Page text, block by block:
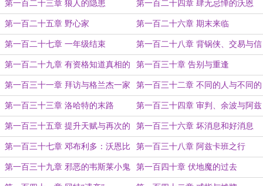
假规划
第一百二十三章 狼人的隐患 第一百二十四章 肆无忌惮的沃恩
第一百二十五章 野心家 第一百二十六章 期末来临
第一百二十七章 一年级结束 第一百二十八章 背锅侠、交易与信
任
第一百二十九章 有资格知道真相的
人
第一百三十章 告别与重逢
第一百三十一章 拜访与格兰杰一家 第一百三十二章 不同的人与不同的
暑假开端
第一百三十三章 洛哈特的末路 第一百三十四章 审判、余波与阿兹
卡班
第一百三十五章 提升天赋与再次的
魔力暴动
第一百三十六章 坏消息和好消息
第一百三十七章 邓布利多：沃恩比
伏地魔更可怕！
第一百三十八章 阿兹卡班之行
第一百三十九章 邪恶的韦斯莱小鬼 第一百四十章 伏地魔的过去